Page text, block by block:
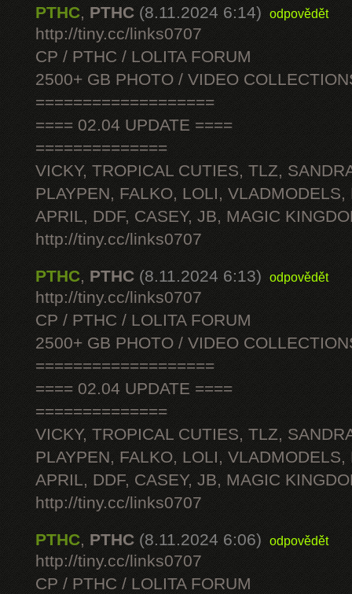
PTHC, PTHC (8.11.2024 6:14) odpovědět
http://tiny.cc/links0707
CP / PTHC / LOLITA FORUM
2500+ GB PHOTO / VIDEO
===================
==== 02.04 UPDATE ====
==============
VICKY, TROPICAL CUTIES, TLZ,
PLAYPEN, FALKO, LOLI, VLADMODELS,
APRIL, DDF, CASEY, JB, MAGIC
http://tiny.cc/links0707
PTHC, PTHC (8.11.2024 6:13) odpovědět
http://tiny.cc/links0707
CP / PTHC / LOLITA FORUM
2500+ GB PHOTO / VIDEO
===================
==== 02.04 UPDATE ====
==============
VICKY, TROPICAL CUTIES, TLZ,
PLAYPEN, FALKO, LOLI, VLADMODELS,
APRIL, DDF, CASEY, JB, MAGIC
http://tiny.cc/links0707
PTHC, PTHC (8.11.2024 6:06) odpovědět
http://tiny.cc/links0707
CP / PTHC / LOLITA FORUM